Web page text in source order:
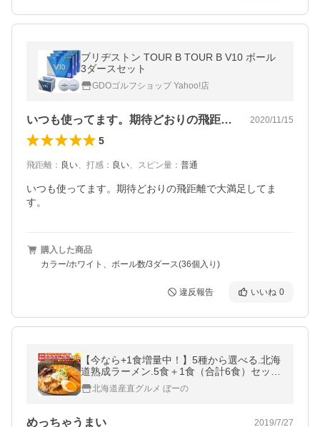
ブリヂストン TOUR B TOUR B V10 ボール
3ダースセット
GDOゴルフショップ Yahoo!店
いつも使ってます。期待どおりの飛距離で… 2020/11/15
5
飛距離 ： 良い、 打感 ： 良い、 スピン量 ： 普通
いつも使ってます。期待どおりの飛距離で大満足してま
す。
購入した商品
カラー/ホワイト、ボール数/3ダース(36個入り)
違反報告 いいね 0
【今なら+1食増量中！】5種から選べる.北海
道熟成ラーメン.5食＋1食（合計6食）セット
お取り寄せ 北海道 札幌 らーめん 拉麺 味噌
みそ 塩 豚骨醤油 【G】
北海道産直グルメ ぼーの
めっちゃうまい 2019/7/27